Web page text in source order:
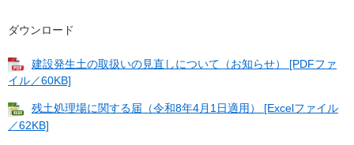
ダウンロード
建設発生土の取扱いの見直しについて（お知らせ） [PDFファ
イル／60KB]
残土処理場に関する届（令和8年4月1日適用） [Excelファイル
／62KB]